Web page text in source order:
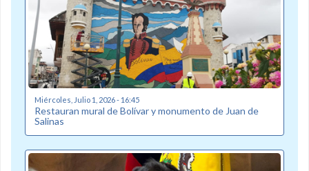
Miércoles, Julio 1, 2026 - 16:45
Restauran mural de Bolívar y monumento de Juan de
Salinas